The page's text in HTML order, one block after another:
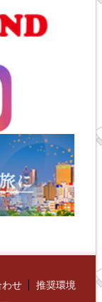
わせ
推奨環境